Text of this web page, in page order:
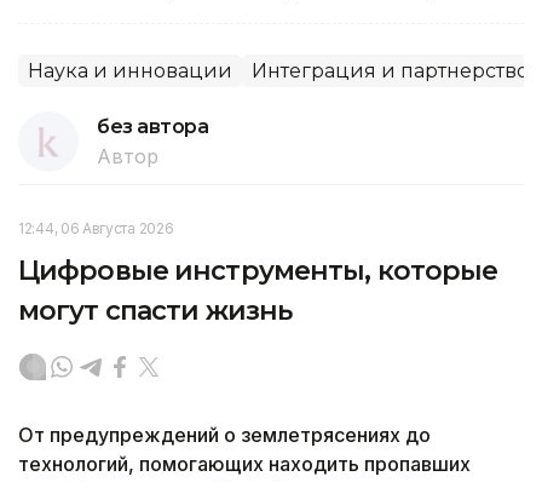
Наука и инновации Интеграция и партнерство
без автора
Автор
12:44, 06 Августа 2026
Цифровые инструменты, которые
могут спасти жизнь
От предупреждений о землетрясениях до
технологий, помогающих находить пропавших